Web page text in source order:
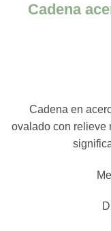
Cadena
Cadena en
ovalado con relieve